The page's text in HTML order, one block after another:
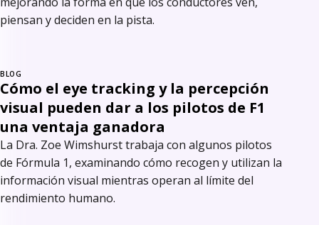
piensan y deciden en la pista.
BLOG
Cómo el eye tracking y la percepción
visual pueden dar a los pilotos de F1
una ventaja ganadora
La Dra. Zoe Wimshurst trabaja con algunos pilotos
de Fórmula 1, examinando cómo recogen y utilizan la
información visual mientras operan al límite del
rendimiento humano.